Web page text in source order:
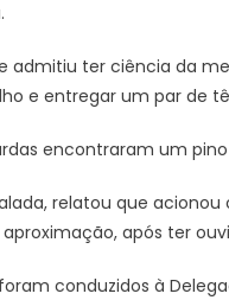
admitiu ter ciência da
e entregar um par de
encontraram um
relatou que
após ter
conduzidos à